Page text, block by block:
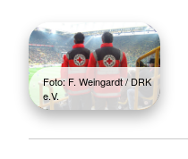
Foto: F. Weingardt / DRK
e.V.